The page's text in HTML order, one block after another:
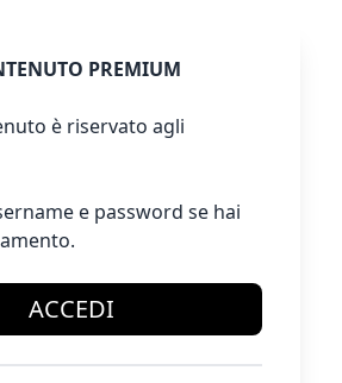
PREMIUM
è riservato agli
e password se hai
ACCEDI